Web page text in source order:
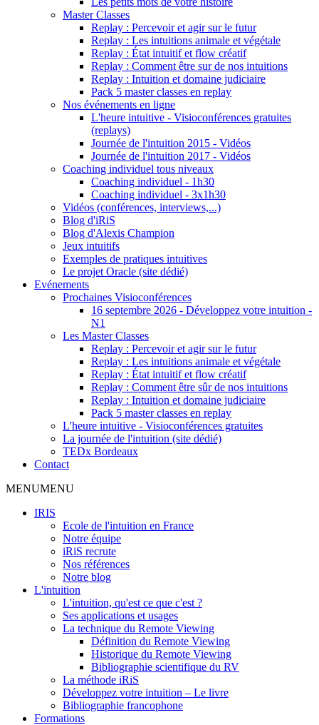
Master Classes
Replay : Percevoir et agir sur le futur
Replay : Les intuitions animale et végétale
Replay : État intuitif et flow créatif
Replay : Comment être sur de nos intuitions
Replay : Intuition et domaine judiciaire
Pack 5 master classes en replay
Nos événements en ligne
L'heure intuitive - Visioconférences gratuites
(replays)
Journée de l'intuition 2015 - Vidéos
Journée de l'intuition 2017 - Vidéos
Coaching individuel tous niveaux
Coaching individuel - 1h30
Coaching individuel - 3x1h30
Vidéos (conférences, interviews,...)
Blog d'iRiS
Blog d'Alexis Champion
Jeux intuitifs
Exemples de pratiques intuitives
Le projet Oracle (site dédié)
Evénements
Prochaines Visioconférences
16 septembre 2026 - Développez votre intuition -
N1
Les Master Classes
Replay : Percevoir et agir sur le futur
Replay : Les intuitions animale et végétale
Replay : État intuitif et flow créatif
Replay : Comment être sûr de nos intuitions
Replay : Intuition et domaine judiciaire
Pack 5 master classes en replay
L'heure intuitive - Visioconférences gratuites
La journée de l'intuition (site dédié)
TEDx Bordeaux
Contact
MENUMENU
IRIS
Ecole de l'intuition en France
Notre équipe
iRiS recrute
Nos références
Notre blog
L'intuition
L'intuition, qu'est ce que c'est ?
Ses applications et usages
La technique du Remote Viewing
Définition du Remote Viewing
Historique du Remote Viewing
Bibliographie scientifique du RV
La méthode iRiS
Développez votre intuition – Le livre
Bibliographie francophone
Formations